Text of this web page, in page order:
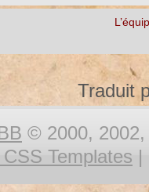
Traduit
© 2000, 2002,
Templates |